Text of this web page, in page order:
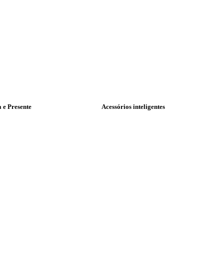
Presente Acessórios inteligentes